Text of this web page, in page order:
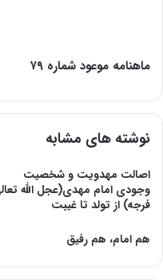
ماهنامه موعود شماره ۷۹
نوشته های مشابه
اصالت مهدویت و شخصیت
وجودی امام مهدی(عجل الله
فرجه) از تولد تا غیبت
هم امام، هم رفيق